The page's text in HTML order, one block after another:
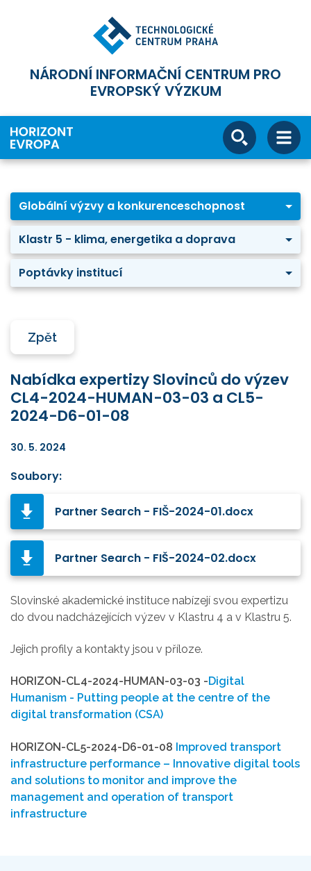
NÁRODNÍ INFORMAČNÍ CENTRUM PRO
EVROPSKÝ VÝZKUM
Globální výzvy a konkurenceschopnost
Klastr 5 - klima, energetika a doprava
Poptávky institucí
Zpět
Nabídka expertizy Slovinců do výzev
CL4-2024-HUMAN-03-03 a CL5-
2024-D6-01-08
30. 5. 2024
Soubory:
Partner Search - FIŠ-2024-01.docx
Partner Search - FIŠ-2024-02.docx
Slovinské akademické instituce nabízejí svou expertizu
do dvou nadcházejících výzev v Klastru 4 a v Klastru 5.
Jejich profily a kontakty jsou v příloze.
HORIZON-CL4-2024-HUMAN-03-03 -Digital
Humanism - Putting people at the centre of the
digital transformation (CSA)
HORIZON-CL5-2024-D6-01-08 Improved transport
infrastructure performance – Innovative digital tools
and solutions to monitor and improve the
management and operation of transport
infrastructure